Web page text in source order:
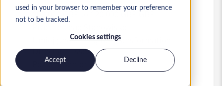
used in your browser to remember your preference
not to be tracked.
Cookies settings
Accept Decline
100 000 GBP to 120 000 GBP GBP
Umiejętności: Digital Transformation
Director - Essex
Poziom:Senior